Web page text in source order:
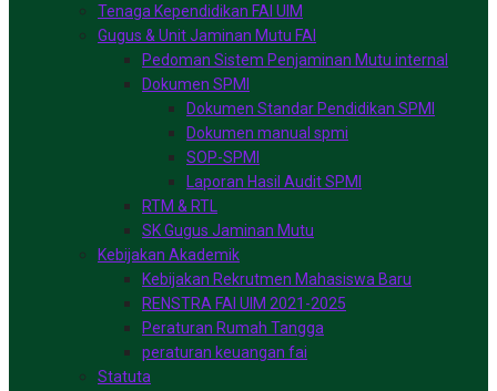
Tenaga Kependidikan FAI UIM
Gugus & Unit Jaminan Mutu FAI
Pedoman Sistem Penjaminan Mutu internal
Dokumen SPMI
Dokumen Standar Pendidikan SPMI
Dokumen manual spmi
SOP-SPMI
Laporan Hasil Audit SPMI
RTM & RTL
SK Gugus Jaminan Mutu
Kebijakan Akademik
Kebijakan Rekrutmen Mahasiswa Baru
RENSTRA FAI UIM 2021-2025
Peraturan Rumah Tangga
peraturan keuangan fai
Statuta